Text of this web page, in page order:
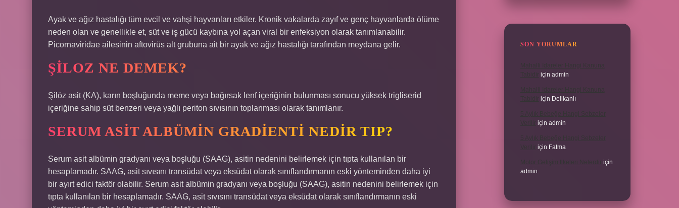
Ayak ve ağız hastalığı tüm evcil ve vahşi hayvanları etkiler. Kronik vakalarda zayıf ve genç hayvanlarda ölüme
neden olan ve genellikle et, süt ve iş gücü kaybına yol açan viral bir enfeksiyon olarak tanımlanabilir.
Picornaviridae ailesinin aftovirüs alt grubuna ait bir ayak ve ağız hastalığı tarafından meydana gelir.
ŞILOZ NE DEMEK?
Şilöz asit (KA), karın boşluğunda meme veya bağırsak lenf içeriğinin bulunması sonucu yüksek trigliserid
içeriğine sahip süt benzeri veya yağlı periton sıvısının toplanması olarak tanımlanır.
SERUM ASIT ALBÜMIN GRADIENTI NEDIR TIP?
Serum asit albümin gradyanı veya boşluğu (SAAG), asitin nedenini belirlemek için tıpta kullanılan bir
hesaplamadır. SAAG, asit sıvısını transüdat veya eksüdat olarak sınıflandırmanın eski yönteminden daha iyi
bir ayırt edici faktör olabilir. Serum asit albümin gradyanı veya boşluğu (SAAG), asitin nedenini belirlemek için
tıpta kullanılan bir hesaplamadır. SAAG, asit sıvısını transüdat veya eksüdat olarak sınıflandırmanın eski
SON YORUMLAR
için admin
için Delikanlı
için admin
için Fatma
için
admin